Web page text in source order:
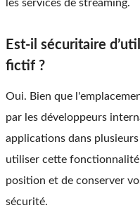
les services de streaming.
Est-il sécuritaire
fictif ?
Oui. Bien que
par les développeurs
applications dans
utiliser cette
position et de conserver
sécurité.